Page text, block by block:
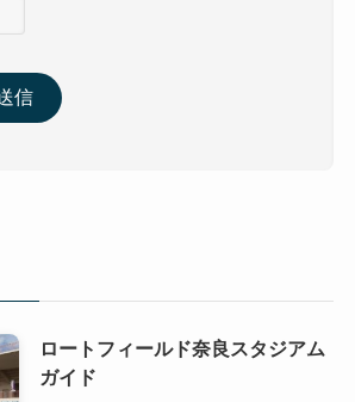
ロートフィールド奈良スタジアム
ガイド